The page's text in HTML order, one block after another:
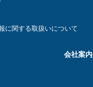
に関する取扱いについて
会社案内